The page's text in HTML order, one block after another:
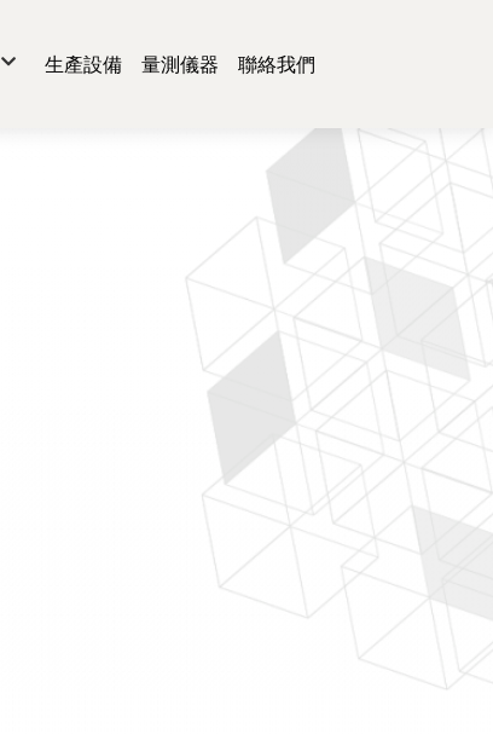
生產設備 量測儀器 聯絡我們